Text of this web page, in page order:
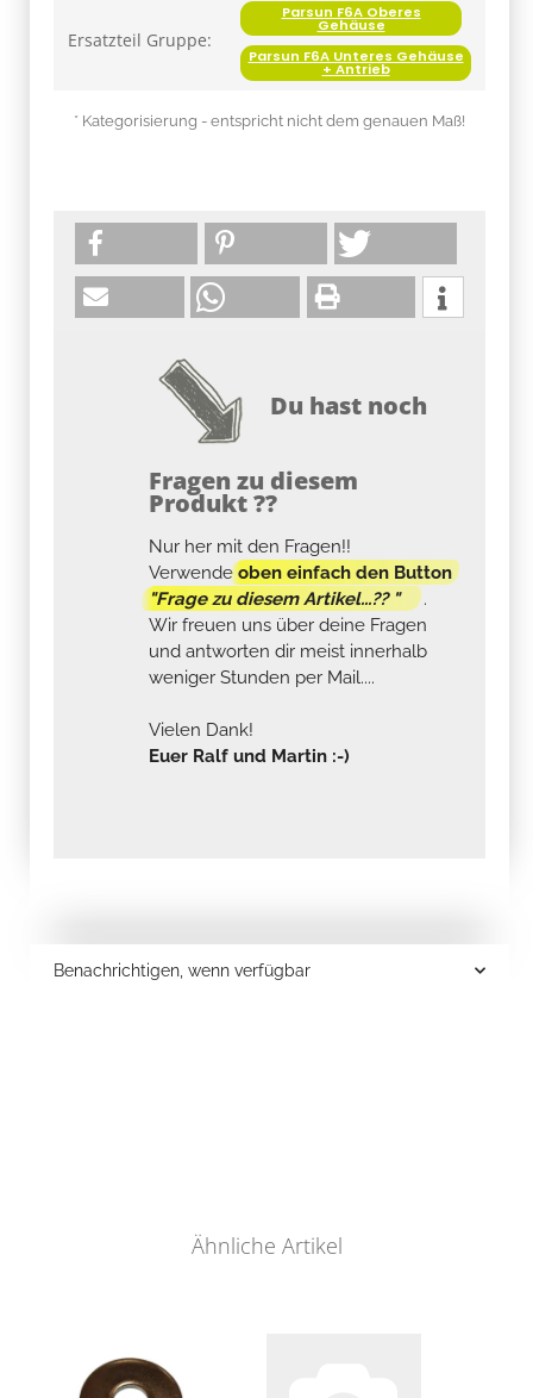
Ersatzteil Gruppe:
Parsun F6A Oberes
Gehäuse
Parsun F6A Unteres Gehäuse
+ Antrieb
* Kategorisierung - entspricht nicht dem genauen Maß!
Du hast noch
Fragen zu diesem
Produkt ??
Nur her mit den Fragen!!
Verwendeoben einfach den Button
"Frage zu diesem Artikel...?? "
.
Wir freuen uns über deine Fragen
und antworten dir meist innerhalb
weniger Stunden per Mail....
Vielen Dank!
Euer Ralf und Martin :-)
Benachrichtigen, wenn verfügbar
Ähnliche Artikel